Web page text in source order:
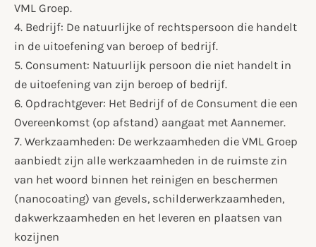
VML Groep.
4. Bedrijf: De natuurlijke of rechtspersoon die handelt
in de uitoefening van beroep of bedrijf.
5. Consument: Natuurlijk persoon die niet handelt in
de uitoefening van zijn beroep of bedrijf.
6. Opdrachtgever: Het Bedrijf of de Consument die een
Overeenkomst (op afstand) aangaat met Aannemer.
7. Werkzaamheden: De werkzaamheden die VML Groep
aanbiedt zijn alle werkzaamheden in de ruimste zin
van het woord binnen het reinigen en beschermen
(nanocoating) van gevels, schilderwerkzaamheden,
dakwerkzaamheden en het leveren en plaatsen van
kozijnen